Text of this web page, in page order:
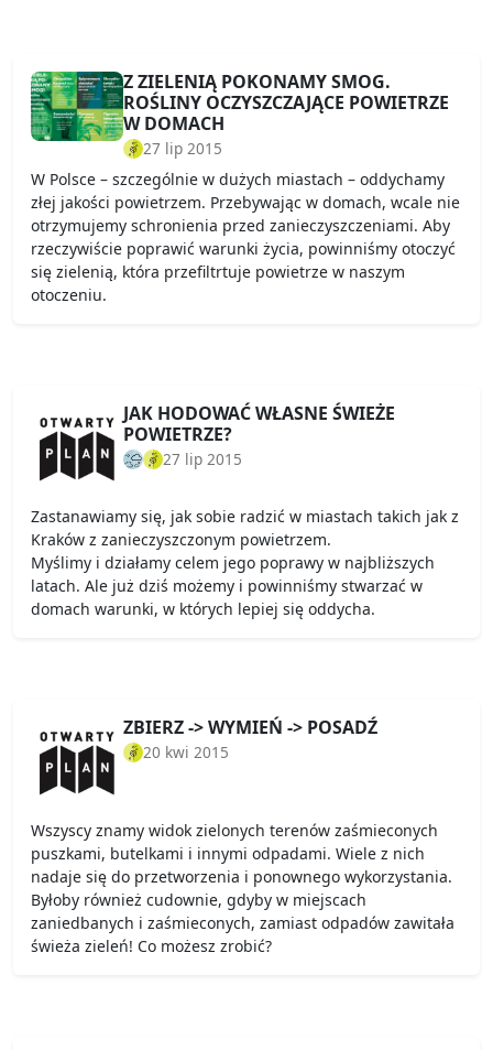
Z ZIELENIĄ POKONAMY SMOG.
ROŚLINY OCZYSZCZAJĄCE POWIETRZE
W DOMACH
27 lip 2015
W Polsce – szczególnie w dużych miastach – oddychamy
złej jakości powietrzem. Przebywając w domach, wcale nie
otrzymujemy schronienia przed zanieczyszczeniami. Aby
rzeczywiście poprawić warunki życia, powinniśmy otoczyć
się zielenią, która przefiltrtuje powietrze w naszym
otoczeniu.
JAK HODOWAĆ WŁASNE ŚWIEŻE
POWIETRZE?
27 lip 2015
Zastanawiamy się, jak sobie radzić w miastach takich jak z
Kraków z zanieczyszczonym powietrzem.
Myślimy i działamy celem jego poprawy w najbliższych
latach. Ale już dziś możemy i powinniśmy stwarzać w
domach warunki, w których lepiej się oddycha.
ZBIERZ -> WYMIEŃ -> POSADŹ
20 kwi 2015
Wszyscy znamy widok zielonych terenów zaśmieconych
puszkami, butelkami i innymi odpadami. Wiele z nich
nadaje się do przetworzenia i ponownego wykorzystania.
Byłoby również cudownie, gdyby w miejscach
zaniedbanych i zaśmieconych, zamiast odpadów zawitała
świeża zieleń! Co możesz zrobić?